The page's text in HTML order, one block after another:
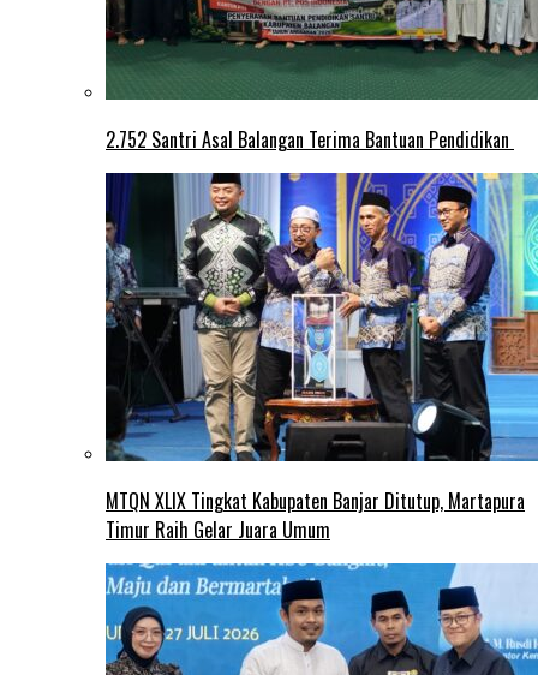
2.752 Santri Asal Balangan Terima Bantuan Pendidikan
MTQN XLIX Tingkat Kabupaten Banjar Ditutup, Martapura
Timur Raih Gelar Juara Umum